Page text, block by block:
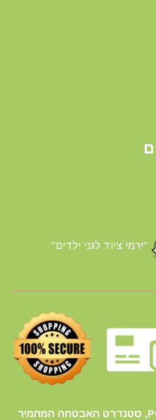
"ירמי ציוד לגני ילדים"
אתר זה מאובטח על-ידי תקן PCI, סטנדרט האבטחה המחמיר